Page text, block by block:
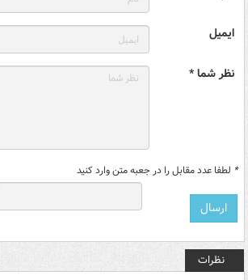
ایمیل
نظر شما *
* لطفا عدد مقابل را در جعبه متن وارد کنید
نظرات